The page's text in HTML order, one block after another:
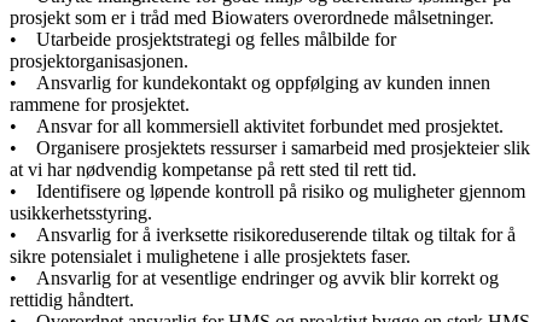
prosjekt som er i tråd med Biowaters overordnede målsetninger.
• Utarbeide prosjektstrategi og felles målbilde for
prosjektorganisasjonen.
• Ansvarlig for kundekontakt og oppfølging av kunden innen
rammene for prosjektet.
• Ansvar for all kommersiell aktivitet forbundet med prosjektet.
• Organisere prosjektets ressurser i samarbeid med prosjekteier slik
at vi har nødvendig kompetanse på rett sted til rett tid.
• Identifisere og løpende kontroll på risiko og muligheter gjennom
usikkerhetsstyring.
• Ansvarlig for å iverksette risikoreduserende tiltak og tiltak for å
sikre potensialet i mulighetene i alle prosjektets faser.
• Ansvarlig for at vesentlige endringer og avvik blir korrekt og
rettidig håndtert.